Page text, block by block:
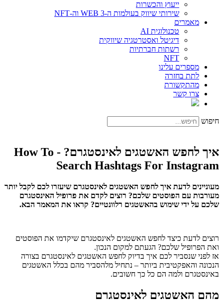
ייעוץ והכשרות
שירותי שיווק בעולמות ה-WEB 3 וה-NFT
מאמרים
טכנולוגית AI
דיגיטל ואסטרטגיה שיווקית
רשתות חברתיות
NFT
מספרים עלינו
לתת בחזרה
מהתקשורת
צרו קשר
חיפוש
איך לחפש האשטגים לאינסטגרם? - How To
Search Hashtags For Instagram
מעוניינים לדעת איך לחפש האשטגים לאינסטגרם שיעזרו לכם לקבל יותר
מעורבות עם הפוסטים שלכם? רוצים לקדם את פרופיל האינסטגרם
שלכם על ידי שימוש בהאשטגים רלוונטיים? קראו את המאמר הבא.
רוצים לדעת כיצד לחפש האשטגים לאינסטגרם שיקדמו את הפוסטים
ואת הפרופיל שלכם? הגעתם למקום הנכון.
אז לפני שנסביר לכם איך בדיוק לחפש האשטגים לאינסטגרם בצורה
הנכונה והאפקטיבית ביותר – נתחיל מלהסביר מהם בכלל האשטגים
באינסטגרם ולמה הם כל כך חשובים.
מהם האשטגים לאינסטגרם